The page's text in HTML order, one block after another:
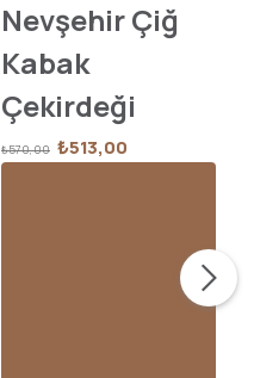
Nevşehir Çiğ
Kabak
Çekirdeği
₺570,00 ₺513,00